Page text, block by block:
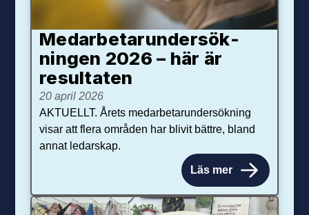
Medarbetar­under­sök­
ningen 2026 – här är
resultaten
20 april 2026
AKTUELLT. Årets medarbetarundersökning
visar att flera områden har blivit bättre, bland
annat ledarskap.
Läs mer